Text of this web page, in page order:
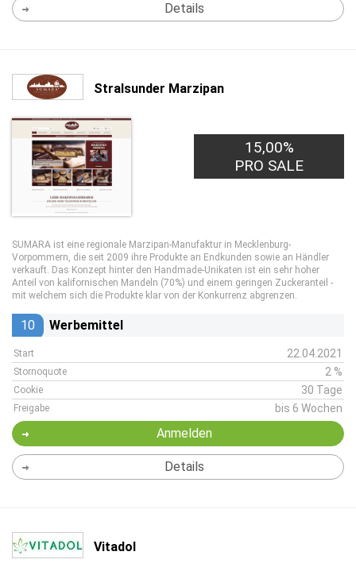
Details
Stralsunder Marzipan
15,00%
PRO SALE
SUMARA ist eine regionale Marzipan-Manufaktur in Mecklenburg-
Vorpommern, die seit 2009 ihre Produkte an Endkunden sowie an Händler
verkauft. Das Konzept hinter den Handmade-Unikaten ist ein sehr hoher
Anteil von kalifornischen Mandeln (70%) und einem geringen Zuckeranteil -
mit welchem sich die Produkte klar von der Konkurrenz abgrenzen.
10 Werbemittel
Start 22.04.2021
Stornoquote 2 %
Cookie 30 Tage
Freigabe bis 6 Wochen
Anmelden
Details
Vitadol